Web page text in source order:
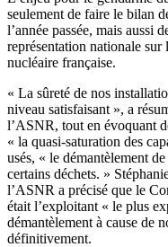
seulement de faire le bilan
l’année passée, mais aussi
représentation nationale
nucléaire française.
« La sûreté de nos
niveau satisfaisant », a
l’ASNR, tout en évoquant
« la quasi-saturation des
usés, « le démantèlement
certains déchets. »
l’ASNR a précisé que le
était l’exploitant « le plus
démantèlement à cause de
définitivement.